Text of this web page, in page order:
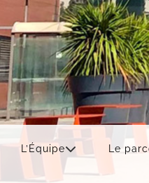
de chirurgie du
L’Équipe Le